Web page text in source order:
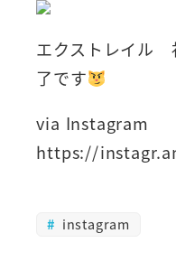
エクストレイル
了です
via Instagram
https://
instagram